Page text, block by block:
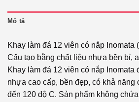
Mô tả
Khay làm đá 12 viên có nắp Inomata
Cấu tạo bằng chất liệu nhựa bền bỉ,
Khay làm đá 12 viên có nắp
nhựa cao cấp, bền đẹp, có khả năng
đến 120 độ C. Sản phẩm không